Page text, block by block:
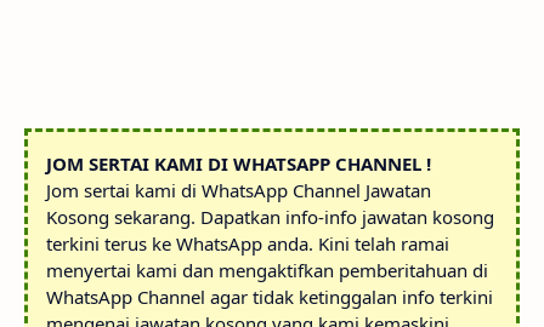
JOM SERTAI KAMI DI WHATSAPP CHANNEL !
Jom sertai kami di WhatsApp Channel Jawatan
Kosong sekarang. Dapatkan info-info jawatan kosong
terkini terus ke WhatsApp anda. Kini telah ramai
menyertai kami dan mengaktifkan pemberitahuan di
WhatsApp Channel agar tidak ketinggalan info terkini